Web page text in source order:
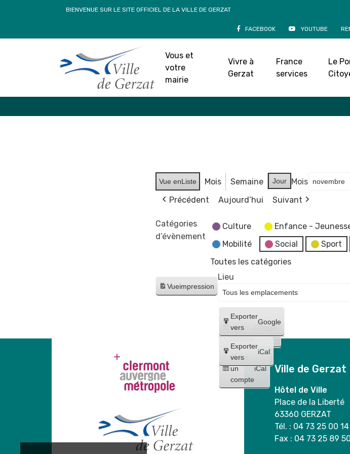
BIENVENUE SUR LE SITE OFFICIEL DE LA VILLE DE GERZAT
FACEBOOK YOUTUBE
Vous et
votre
mairie
Vivre à
Gerzat
France
services
Le
Accueil»
Vue enListe Mois Semaine Jour Mois
Précédent
Aujourd’hui Suivant
Catégories
d’évènement
Culture Enfance -
Mobilité
Social Sport
Toutes les catégories
Vueimpression
Créer
un
compte
Google
Créer
un
compte
iCal
Exporter
vers
Google
Exporter
vers
iCal
Lieu
Ville de Gerzat
Hôtel de Ville
Place de la Liberté
63360 GERZAT
Tél. : 04 73 25 00 14
Fax : 04 73 25 89 50